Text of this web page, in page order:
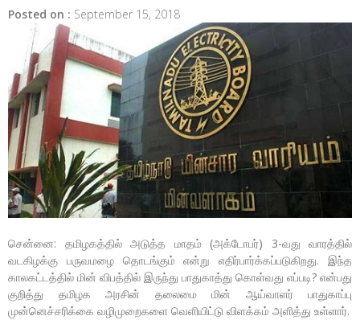
Posted on : September 15, 2018
சென்னை: தமிழகத்தில் அடுத்த மாதம் (அக்டோபர்) 3-வது வாரத்தில்
வடகிழக்கு பருவமழை தொடங்கும் என்று எதிர்பார்க்கப்படுகிறது. இந்த
காலகட்டத்தில் மின் விபத்தில் இருந்து பாதுகாத்து கொள்வது எப்படி? என்பது
குறித்து தமிழக அரசின் தலைமை மின் ஆய்வாளர் பாதுகாப்பு
முன்னெச்சரிக்கை வழிமுறைகளை வெளியிட்டு விளக்கம் அளித்து உள்ளார்.